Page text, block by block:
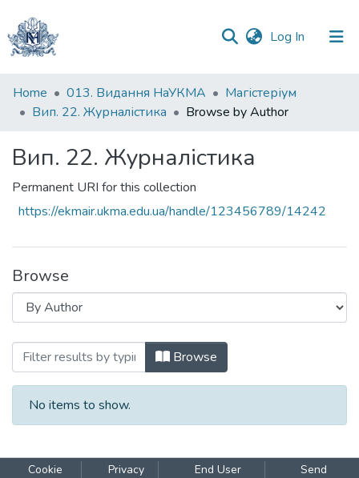
Log In (current)
Communities
&
All of DSpace
Home 013. Видання НаУКМА
Магістеріум
Вип. 22. Журналістика
Browse by Author
Вип. 22. Журналістика
Permanent URI for this collection
https://ekmair.ukma.edu.ua/handle/123456789/14242
Browse
Browsing Вип. 22. Журналістика by
Browse
No items to show.
Cookie
Privacy
End User
Send